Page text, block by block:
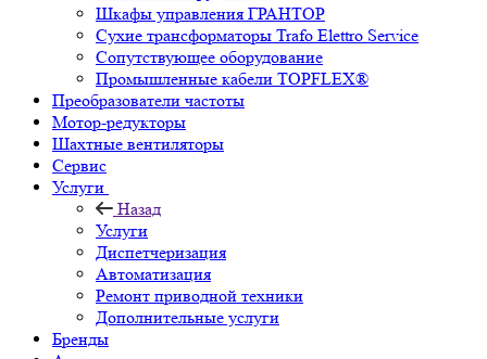
Шкафы управления ГРАНТОР
Сухие трансформаторы Trafo Elettro Service
Сопутствующее оборудование
Промышленные кабели TOPFLEX®
Преобразователи частоты
Мотор-редукторы
Шахтные вентиляторы
Сервис
Услуги
Назад
Услуги
Диспетчеризация
Автоматизация
Ремонт приводной техники
Дополнительные услуги
Бренды